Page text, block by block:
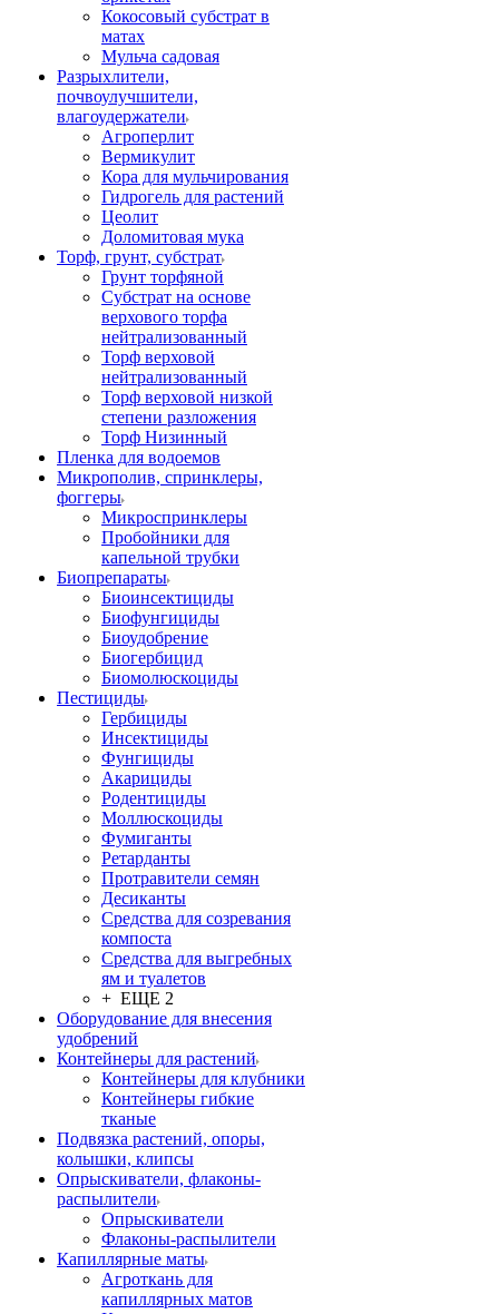
Кокосовый субстрат в
матах
Мульча садовая
Разрыхлители,
почвоулучшители,
влагоудержатели
Агроперлит
Вермикулит
Кора для мульчирования
Гидрогель для растений
Цеолит
Доломитовая мука
Торф, грунт, субстрат
Грунт торфяной
Субстрат на основе
верхового торфа
нейтрализованный
Торф верховой
нейтрализованный
Торф верховой низкой
степени разложения
Торф Низинный
Пленка для водоемов
Микрополив, спринклеры,
фоггеры
Микроспринклеры
Пробойники для
капельной трубки
Биопрепараты
Биоинсектициды
Биофунгициды
Биоудобрение
Биогербицид
Биомолюскоциды
Пестициды
Гербициды
Инсектициды
Фунгициды
Акарициды
Родентициды
Моллюскоциды
Фумиганты
Ретарданты
Протравители семян
Десиканты
Средства для созревания
компоста
Средства для выгребных
ям и туалетов
+ ЕЩЕ 2
Оборудование для внесения
удобрений
Контейнеры для растений
Контейнеры для клубники
Контейнеры гибкие
тканые
Подвязка растений, опоры,
колышки, клипсы
Опрыскиватели, флаконы-
распылители
Опрыскиватели
Флаконы-распылители
Капиллярные маты
Агроткань для
капиллярных матов